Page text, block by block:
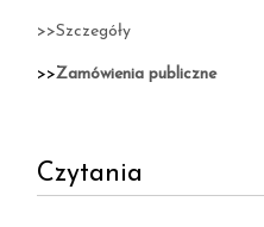
>>Szczegóły
>>Zamówienia publiczne
Czytania